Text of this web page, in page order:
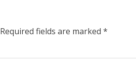
Required fields are marked *